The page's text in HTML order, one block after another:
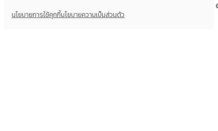
นโยบายการใช้คุกกี้นโยบายความเป็นส่วนตัว